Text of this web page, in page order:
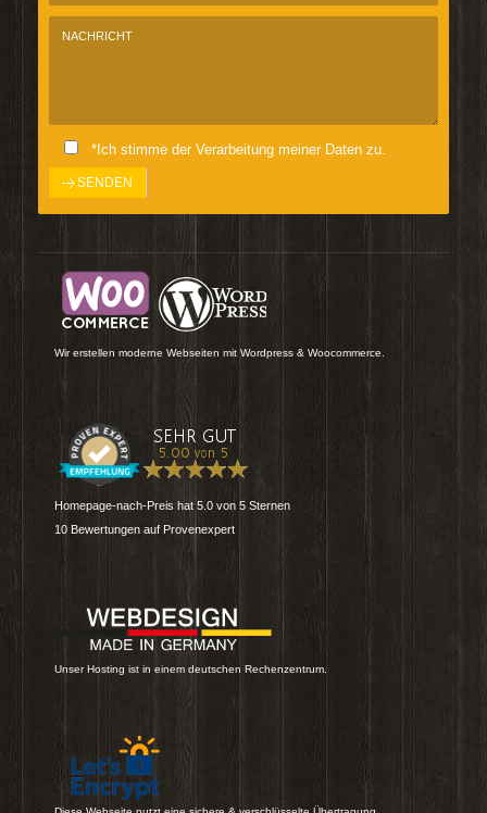
*Ich stimme der Verarbeitung meiner Daten zu.
Wir erstellen moderne Webseiten mit Wordpress & Woocommerce.
Homepage-nach-Preis hat 5.0 von 5 Sternen
10 Bewertungen auf Provenexpert
Unser Hosting ist in einem deutschen Rechenzentrum.